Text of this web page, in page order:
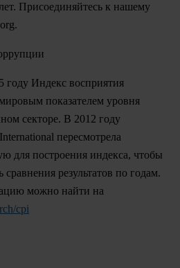
Присоединяйтесь к нашему
году Индекс восприятия
показателем уровня
секторе. В 2012 году
пересмотрела
для построения индекса, чтобы
результатов по годам.
можно найти на
cpi